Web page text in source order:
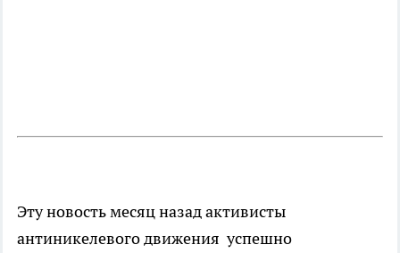
Эту новость месяц назад активисты
антиникелевого движения успешно